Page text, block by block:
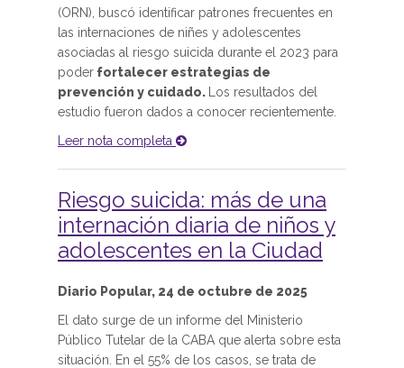
(ORN), buscó identificar patrones frecuentes en
las internaciones de niñes y adolescentes
asociadas al riesgo suicida durante el 2023 para
poder fortalecer estrategias de
prevención y cuidado.
Los resultados del
estudio fueron dados a conocer recientemente.
Leer nota completa
Riesgo suicida: más de una
internación diaria de niños y
adolescentes en la Ciudad
Diario Popular, 24 de octubre de 2025
El dato surge de un informe del Ministerio
Público Tutelar de la CABA que alerta sobre esta
situación. En el 55% de los casos, se trata de